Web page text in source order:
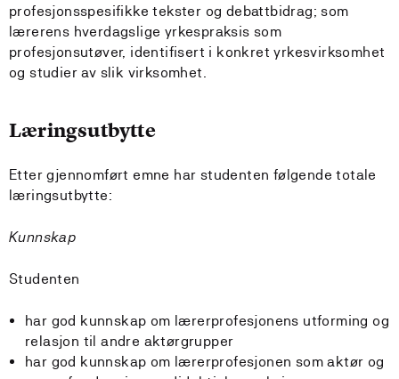
profesjonsspesifikke tekster og debattbidrag; som
lærerens hverdagslige yrkespraksis som
profesjonsutøver, identifisert i konkret yrkesvirksomhet
og studier av slik virksomhet.
Læringsutbytte
Etter gjennomført emne har studenten følgende totale
læringsutbytte:
Kunnskap
Studenten
har god kunnskap om lærerprofesjonens utforming og
relasjon til andre aktørgrupper
har god kunnskap om lærerprofesjonen som aktør og